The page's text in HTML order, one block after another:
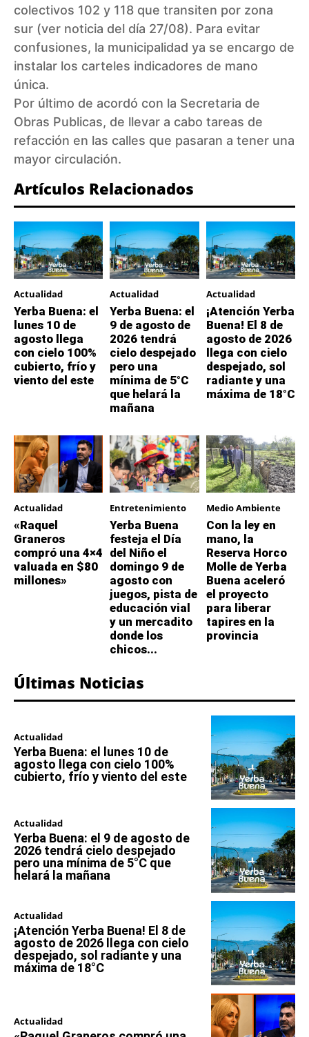
colectivos 102 y 118 que transiten por zona
sur (ver noticia del día 27/08). Para evitar
confusiones, la municipalidad ya se encargo de
instalar los carteles indicadores de mano
única.
Por último de acordó con la Secretaria de
Obras Publicas, de llevar a cabo tareas de
refacción en las calles que pasaran a tener una
mayor circulación.
Artículos Relacionados
Actualidad
Yerba Buena: el
lunes 10 de
agosto llega
con cielo 100%
cubierto, frío y
viento del este
Actualidad
Yerba Buena: el
9 de agosto de
2026 tendrá
cielo despejado
pero una
mínima de 5°C
que helará la
mañana
Actualidad
¡Atención Yerba
Buena! El 8 de
agosto de 2026
llega con cielo
despejado, sol
radiante y una
máxima de 18°C
Actualidad
«Raquel
Graneros
compró una 4×4
valuada en $80
millones»
Entretenimiento
Yerba Buena
festeja el Día
del Niño el
domingo 9 de
agosto con
juegos, pista de
educación vial
y un mercadito
donde los
chicos...
Medio Ambiente
Con la ley en
mano, la
Reserva Horco
Molle de Yerba
Buena aceleró
el proyecto
para liberar
tapires en la
provincia
Últimas Noticias
Actualidad
Yerba Buena: el lunes 10 de
agosto llega con cielo 100%
cubierto, frío y viento del este
Actualidad
Yerba Buena: el 9 de agosto de
2026 tendrá cielo despejado
pero una mínima de 5°C que
helará la mañana
Actualidad
¡Atención Yerba Buena! El 8 de
agosto de 2026 llega con cielo
despejado, sol radiante y una
máxima de 18°C
Actualidad